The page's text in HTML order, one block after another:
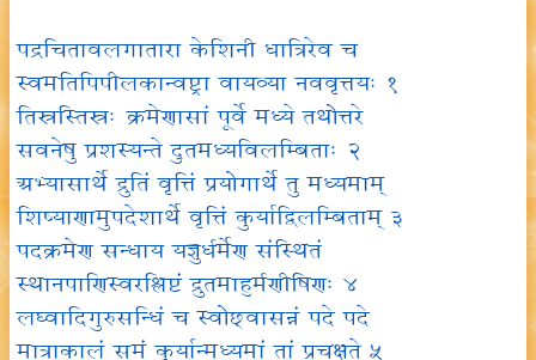
पद्रचितावलगातारा केशिनी धात्रिरेव च
स्वमतिपिपीलकान्वष्ट्रा वायव्या नववृत्तयः १
तिस्रस्तिस्रः क्रमेणासां पूर्वे मध्ये तथोत्तरे
सवनेषु प्रशस्यन्ते दुतमध्यविलम्बिताः २
अभ्यासार्थे द्रुतिं वृत्तिं प्रयोगार्थे तु मध्यमाम्
शिष्याणामुपदेशार्थे वृत्तिं कुर्याद्विलम्बिताम् ३
पदक्रमेण सन्धाय यज्ञुर्धर्मेण संस्थितं
स्थानपाणिस्वरश्लिष्टं द्रुतमाहुर्मणीषिणः ४
लघ्वादिगुरुसन्धिं च स्वोछ्वासन्नं पदे पदे
मात्राकालं समं कुर्यान्मध्यमां तां प्रचक्षते ५